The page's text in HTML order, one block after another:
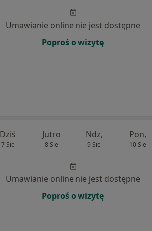
Umawianie online nie jest dostępne
Poproś o wizytę
Dziś
7 Sie
Jutro
8 Sie
Ndz,
9 Sie
Pon,
10 Sie
Umawianie online nie jest dostępne
Poproś o wizytę